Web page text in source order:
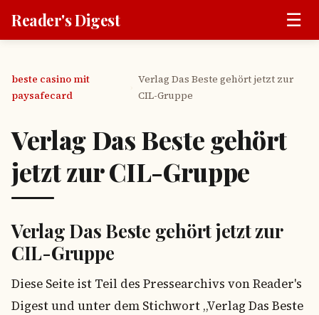
Reader's Digest ☰
beste casino mit
paysafecard
Verlag Das Beste gehört jetzt zur
CIL-Gruppe
Verlag Das Beste gehört
jetzt zur CIL-Gruppe
Verlag Das Beste gehört jetzt zur
CIL-Gruppe
Diese Seite ist Teil des Pressearchivs von Reader's
Digest und unter dem Stichwort „Verlag Das Beste